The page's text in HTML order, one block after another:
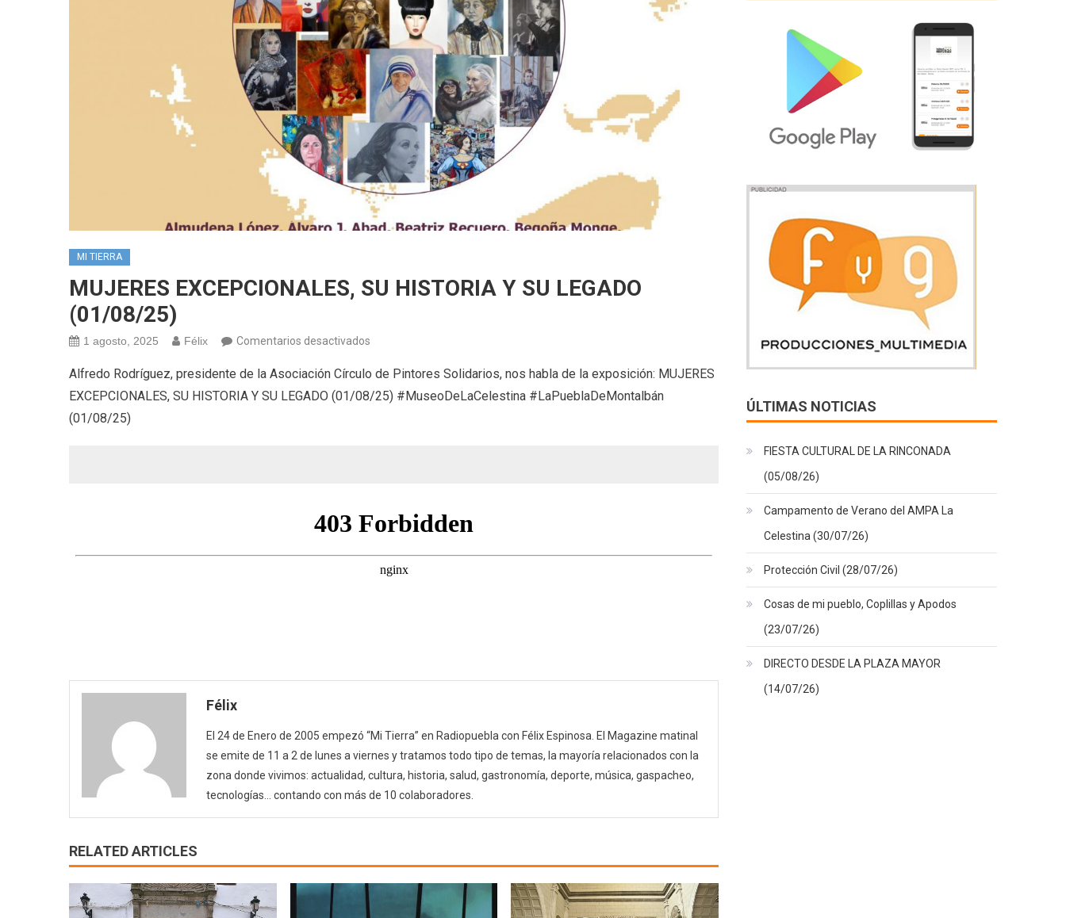
MI TIERRA
MUJERES EXCEPCIONALES, SU HISTORIA Y SU LEGADO
(01/08/25)
1 agosto, 2025 Félix Comentarios desactivados
EXCEPCIONALES,
SU
Alfredo Rodríguez, presidente de la Asociación Círculo de Pintores Solidarios, nos habla de la exposición: MUJERES
EXCEPCIONALES, SU HISTORIA Y SU LEGADO (01/08/25) #MuseoDeLaCelestina #LaPueblaDeMontalbán
(01/08/25)
Félix
El 24 de Enero de 2005 empezó “Mi Tierra” en Radiopuebla con Félix Espinosa. El Magazine matinal
se emite de 11 a 2 de lunes a viernes y tratamos todo tipo de temas, la mayoría relacionados con la
zona donde vivimos: actualidad, cultura, historia, salud, gastronomía, deporte, música, gaspacheo,
tecnologías… contando con más de 10 colaboradores.
RELATED ARTICLES
ÚLTIMAS NOTICIAS
FIESTA CULTURAL DE LA RINCONADA
(05/08/26)
Campamento de Verano del AMPA La
Celestina (30/07/26)
Protección Civil (28/07/26)
Cosas de mi pueblo, Coplillas y Apodos
(23/07/26)
DIRECTO DESDE LA PLAZA MAYOR
(14/07/26)